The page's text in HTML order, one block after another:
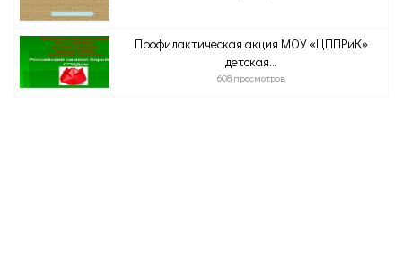
Профилактическая акция МОУ «ЦППРиК»
детская...
608 просмотров